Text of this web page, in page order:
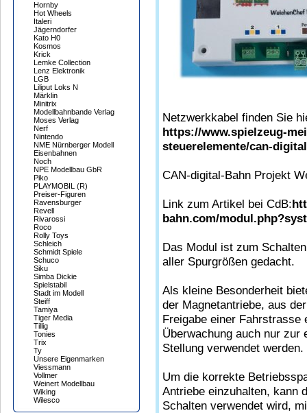
Hornby
Hot Wheels
Italeri
Jägerndorfer
Kato H0
Kosmos
Krick
Lemke Collection
Lenz Elektronik
LGB
Liliput Loks N
Märklin
Minitrix
Modellbahnbande Verlag
Moses Verlag
Nerf
Nintendo
NME Nürnberger Modell
Eisenbahnen
Noch
NPE Modellbau GbR
Piko
PLAYMOBIL (R)
Preiser-Figuren
Ravensburger
Revell
Rivarossi
Roco
Rolly Toys
Schleich
Schmidt Spiele
Schuco
Siku
Simba Dickie
Spielstabil
Stadt im Modell
Steiff
Tamiya
Tiger Media
Tillig
Tonies
Trix
Ty
Unsere Eigenmarken
Viessmann
Vollmer
Weinert Modellbau
Wiking
Wilesco
Netzwerkkabel finden Sie
https://www.spielzeug-
steuerelemente/can-
CAN-digital-Bahn Projekt
Link zum Artikel bei CdB:
bahn.com/
Das Modul ist zum
aller Spurgrößen gedacht.
Als kleine Besonderheit
der Magnetantriebe, aus
Freigabe einer Fahrstrasse
Überwachung auch nur zur
Stellung verwendet werden.
Um die korrekte
Antriebe einzuhalten, kann
Schalten verwendet wird,